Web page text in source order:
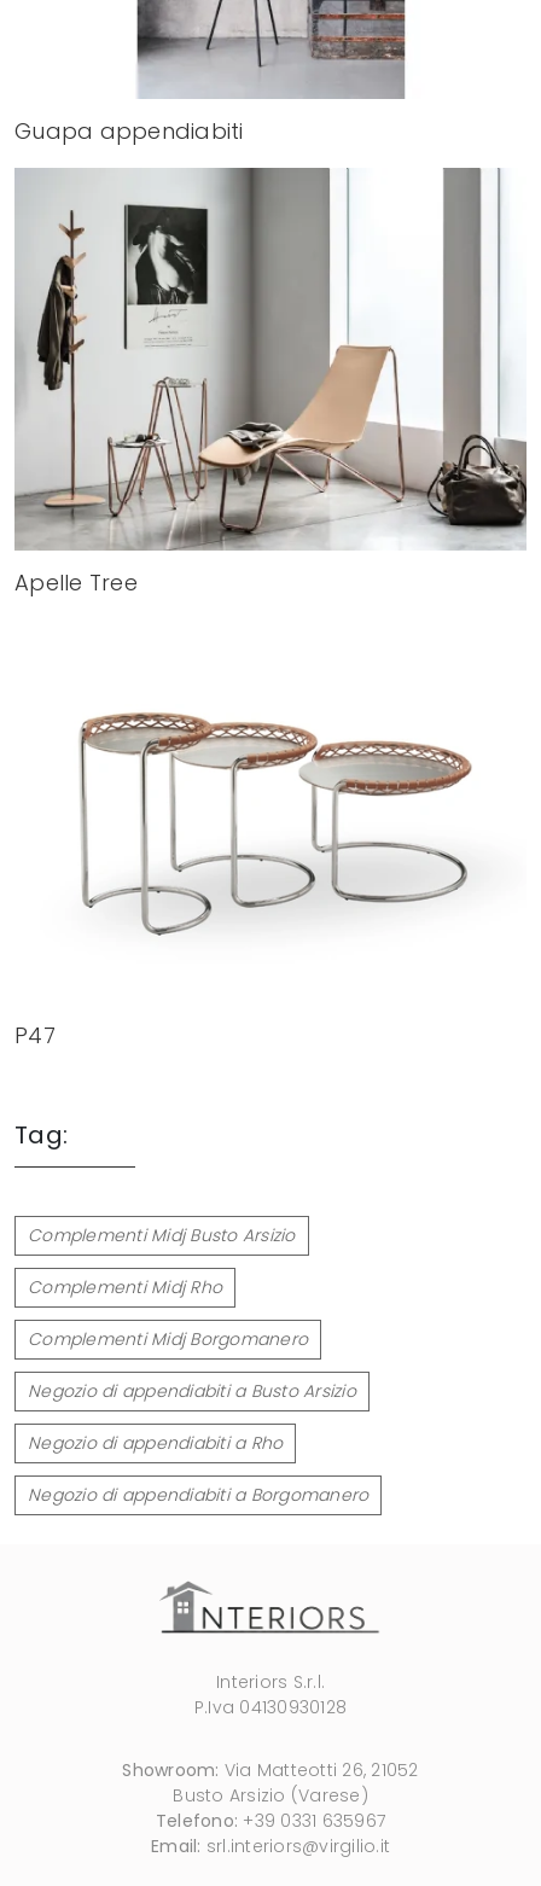
Guapa appendiabiti
Apelle Tree
P47
Tag:
Complementi Midj Busto Arsizio
Complementi Midj Rho
Complementi Midj Borgomanero
Negozio di appendiabiti a Busto Arsizio
Negozio di appendiabiti a Rho
Negozio di appendiabiti a Borgomanero
Interiors S.r.l.
P.Iva 04130930128
Showroom: Via Matteotti 26, 21052
Busto Arsizio (Varese)
Telefono: +39 0331 635967
Email: srl.interiors@virgilio.it